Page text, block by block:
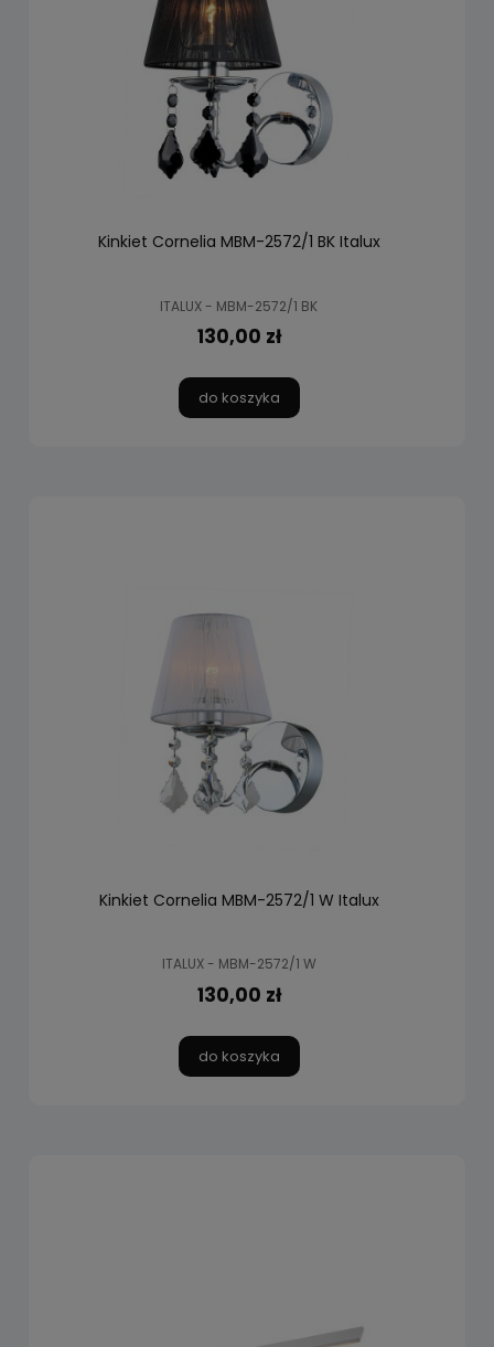
Kinkiet Cornelia MBM-2572/1 BK Italux
ITALUX - MBM-2572/1 BK
130,00 zł
do koszyka
Kinkiet Cornelia MBM-2572/1 W Italux
ITALUX - MBM-2572/1 W
130,00 zł
do koszyka